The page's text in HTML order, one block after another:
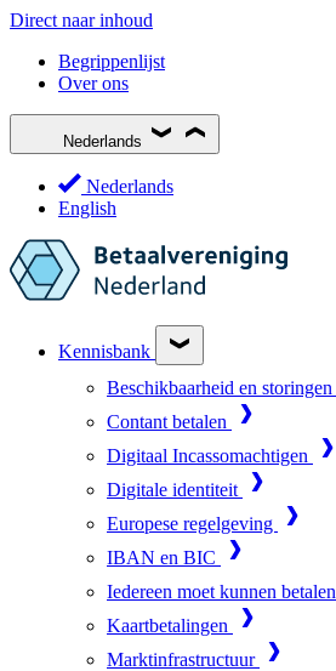
Direct naar inhoud
Begrippenlijst
Over ons
Nederlands
Nederlands
English
Kennisbank
Beschikbaarheid en storingen
Contant betalen
Digitaal Incassomachtigen
Digitale identiteit
Europese regelgeving
IBAN en BIC
Iedereen moet kunnen betalen
Kaartbetalingen
Marktinfrastructuur